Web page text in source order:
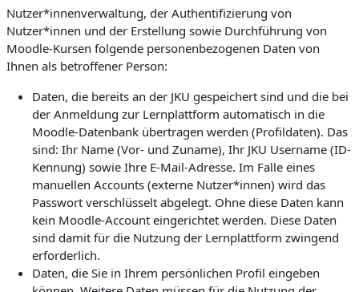
Nutzer*innenverwaltung, der Authentifizierung von
Nutzer*innen und der Erstellung sowie Durchführung von
Moodle-Kursen folgende personenbezogenen Daten von
Ihnen als betroffener Person:
Daten, die bereits an der JKU gespeichert sind und die bei
der Anmeldung zur Lernplattform automatisch in die
Moodle-Datenbank übertragen werden (Profildaten). Das
sind: Ihr Name (Vor- und Zuname), Ihr JKU Username (ID-
Kennung) sowie Ihre E-Mail-Adresse. Im Falle eines
manuellen Accounts (externe Nutzer*innen) wird das
Passwort verschlüsselt abgelegt. Ohne diese Daten kann
kein Moodle-Account eingerichtet werden. Diese Daten
sind damit für die Nutzung der Lernplattform zwingend
erforderlich.
Daten, die Sie in Ihrem persönlichen Profil eingeben